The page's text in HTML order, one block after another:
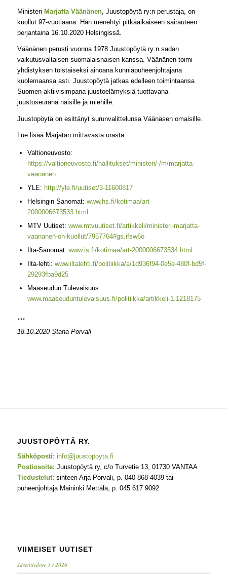
Ministeri Marjatta Väänänen, Juustopöytä ry:n perustaja, on
kuollut 97-vuotiaana. Hän menehtyi pitkäaikaiseen sairauteen
perjantaina 16.10.2020 Helsingissä.
Väänänen perusti vuonna 1978 Juustopöytä ry:n sadan
vaikutusvaltaisen suomalaisnaisen kanssa. Väänänen toimi
yhdistyksen toistaiseksi ainoana kunniapuheenjohtajana
kuolemaansa asti. Juustopöytä jatkaa edelleen toimintaansa
Suomen aktiivisimpana juustoelämyksiä tuottavana
juustoseurana naisille ja miehille.
Juustopöytä on esittänyt surunvalittelunsa Väänäsen omaisille.
Lue lisää Marjatan mittavasta urasta:
Valtioneuvosto:
https://valtioneuvosto.fi/hallitukset/ministeri/-/m/marjatta-
vaananen
YLE: http://yle.fi/uutiset/3-11600817
Helsingin Sanomat: www.hs.fi/kotimaa/art-
2000006673533.html
MTV Uutiset: www.mtvuutiset.fi/artikkeli/ministeri-marjatta-
vaananen-on-kuollut/7957764#gs.ifsw6o
Ilta-Sanomat: www.is.fi/kotimaa/art-2000006673534.html
Ilta-lehti: www.iltalehti.fi/politiikka/a/1d936f94-0e5e-480f-bd5f-
29293fba9d25
Maaseudun Tulevaisuus:
www.maaseuduntulevaisuus.fi/politiikka/artikkeli-1.1218175
***
18.10.2020 Stana Porvali
JUUSTOPÖYTÄ RY.
Sähköposti: info@juustopoyta.fi
Postiosoite: Juustopöytä ry, c/o Turvetie 13, 01730 VANTAA
Tiedustelut: sihteeri Arja Porvali, p. 040 868 4039 tai
puheenjohtaja Maininki Mettälä, p. 045 617 9092
VIIMEISET UUTISET
Jäsentiedote 3 / 2026